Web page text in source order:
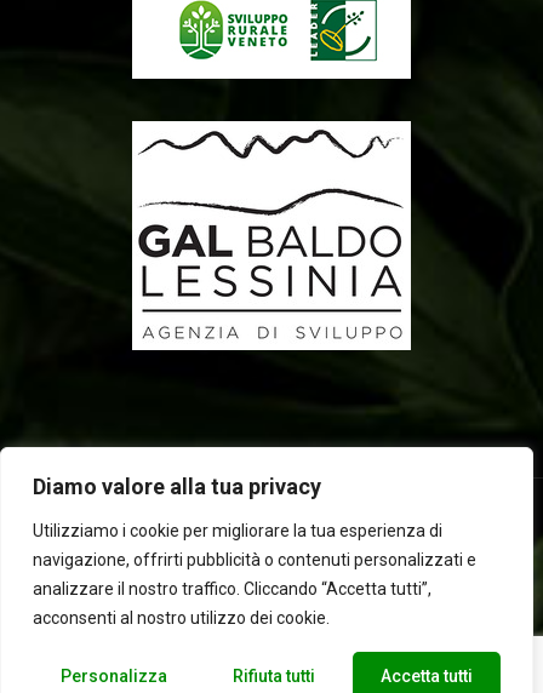
Diamo valore alla tua privacy
Utilizziamo i cookie per migliorare la tua esperienza di
navigazione, offrirti pubblicità o contenuti personalizzati e
analizzare il nostro traffico. Cliccando “Accetta tutti”,
acconsenti al nostro utilizzo dei cookie.
Personalizza Rifiuta tutti Accetta tutti
2025 © Laboratorio d'erbe Sauro - P.IVA 05049760233. Tutti i
diritti riservati | Designed by